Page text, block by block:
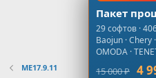
ME17.9.11
Пакет
29 софтов ·
Baojun · Chery
OMODA ·
15 000 ₽ 4